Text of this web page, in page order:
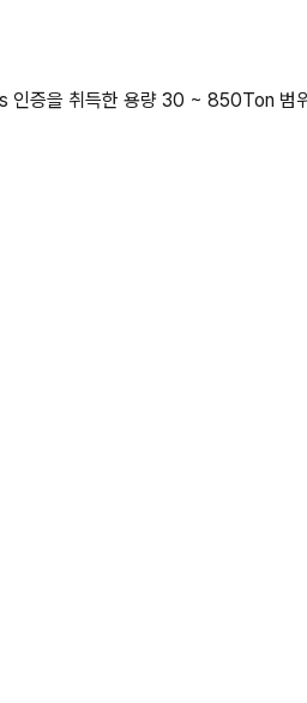
인증을 취득한 용량 30 ~ 850Ton 범